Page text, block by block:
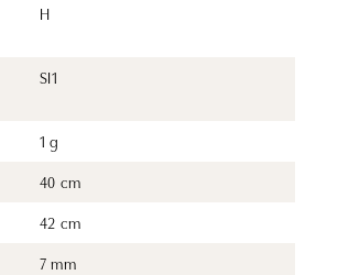
H
SI1
1 g
40 cm
42 cm
7 mm